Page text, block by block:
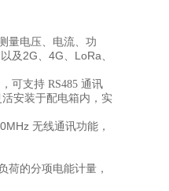
量电压、电流、功
及2G、4G、LoRa、
可支持 RS485 通讯
安装于配电箱内，实
无线通讯功能，
荷的分项电能计量，